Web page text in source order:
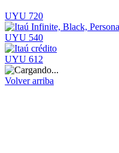
UYU 720
UYU 540
UYU 612
Volver arriba